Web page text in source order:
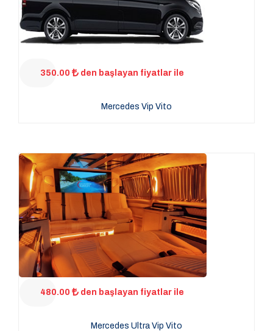
350.00 den başlayan fiyatlar ile
Mercedes Vip Vito
480.00 den başlayan fiyatlar ile
Mercedes Ultra Vip Vito